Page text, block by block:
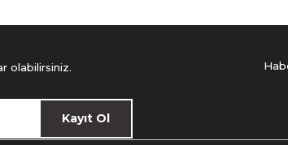
olabilirsiniz.
Kayıt Ol